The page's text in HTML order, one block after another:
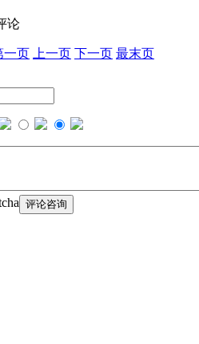
论
一页 上一页 下一页 最末页